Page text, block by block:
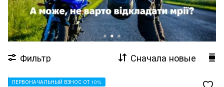
Фильтр Сначала новые
ПЕРВОНАЧАЛЬНЫЙ ВЗНОС ОТ 10%